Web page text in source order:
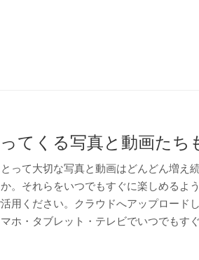
てくる写真と動画たち
って大切な写真と動画はどんどん増え
。それらをいつでもすぐに楽しめるよ
用ください。クラウドへアップロード
ホ・タブレット・テレビでいつでもす